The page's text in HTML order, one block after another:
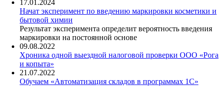
17.01.2024
Начат эксперимент по введению маркировки косметики и
бытовой химии
Результат эксперимента определит вероятность введения
маркировки на постоянной основе
09.08.2022
Хроника одной выездной налоговой проверки ООО «Рога
и копыта»
21.07.2022
Обучаем «Автоматизация складов в программах 1С»